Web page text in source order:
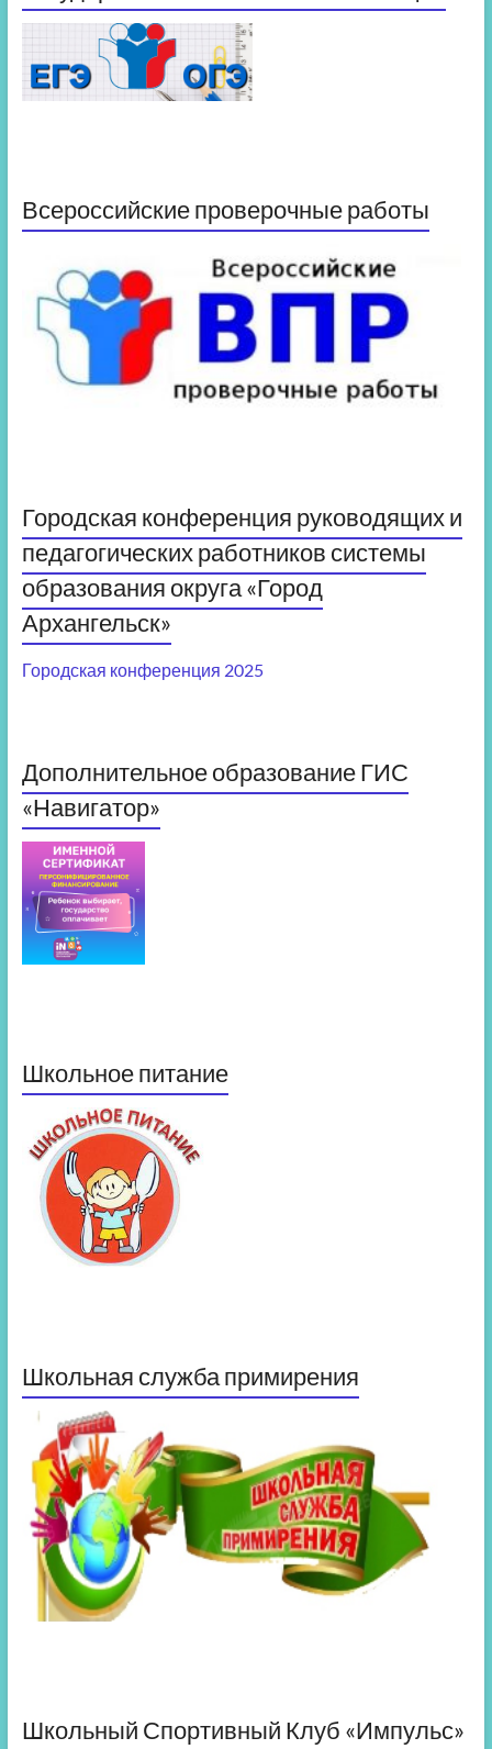
Всероссийские проверочные работы
Городская конференция руководящих и
педагогических работников системы
образования округа «Город
Архангельск»
Городская конференция 2025
Дополнительное образование ГИС
«Навигатор»
Школьное питание
Школьная служба примирения
Школьный Спортивный Клуб «Импульс»